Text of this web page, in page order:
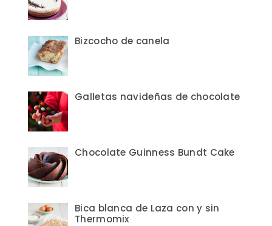
Bizcocho de canela
Galletas navideñas de chocolate
Chocolate Guinness Bundt Cake
Bica blanca de Laza con y sin
Thermomix